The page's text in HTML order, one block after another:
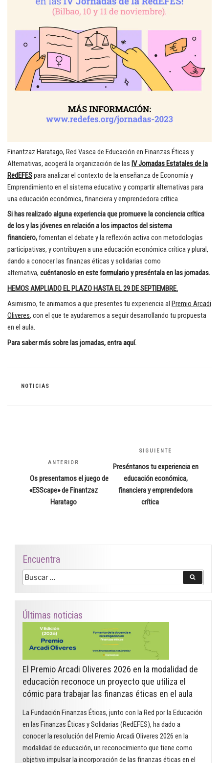
Finantzaz Haratago, Red Vasca de Educación en Finanzas Éticas y
Alternativas, acogerá la organización de las IV Jornadas Estatales de la
RedEFESpara analizar el contexto de la enseñanza de Economía y
Emprendimiento en el sistema educativo y compartir alternativas para
una educación económica, financiera y emprendedora crítica.
Si has realizado alguna experiencia que promueve la conciencia crítica
de los y las jóvenes en relación a los impactos del sistema
financiero,fomentan el debate y la reflexión activa con metodologías
participativas, y contribuyen a una educación económica crítica y plural,
dando a conocer las finanzas éticas y solidarias como
alternativa, cuéntanoslo en esteformularioy preséntala en las jornadas.
HEMOS AMPLIADO EL PLAZO HASTA EL 29 DE SEPTIEMBRE.
Asimismo, te animamos a que presentes tu experiencia al Premio Arcadi
Oliveres, con el que te ayudaremos a seguir desarrollando tu propuesta
en el aula.
Para saber más sobre las jornadas, entraaquí.
CATEGORÍAS
NOTICIAS
Entrada
anterior:
ANTERIOR
Os presentamos el juego de
«ESScape» de Finantzaz
Haratago
Siguiente
entrada
SIGUIENTE
Preséntanos tu experiencia en
educación económica,
financiera y emprendedora
crítica
Encuentra
Buscar
por:
Últimas noticias
El Premio Arcadi Oliveres 2026 en la modalidad de
educación reconoce un proyecto que utiliza el
cómic para trabajar las finanzas éticas en el aula
La Fundación Finanzas Éticas, junto con la Red por la Educación
en las Finanzas Éticas y Solidarias (RedEFES), ha dado a
conocer la resolución del Premio Arcadi Oliveres 2026 en la
modalidad de educación, un reconocimiento que tiene como
objetivo impulsar la incorporación de las finanzas éticas en el